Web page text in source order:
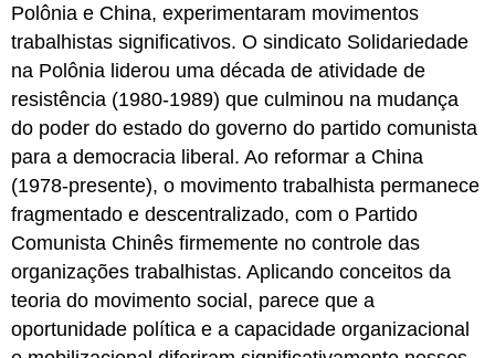
Polônia e China, experimentaram movimentos
trabalhistas significativos. O sindicato Solidariedade
na Polônia liderou uma década de atividade de
resistência (1980-1989) que culminou na mudança
do poder do estado do governo do partido comunista
para a democracia liberal. Ao reformar a China
(1978-presente), o movimento trabalhista permanece
fragmentado e descentralizado, com o Partido
Comunista Chinês firmemente no controle das
organizações trabalhistas. Aplicando conceitos da
teoria do movimento social, parece que a
oportunidade política e a capacidade organizacional